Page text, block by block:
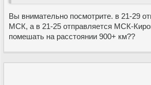
Вы внимательно посмотрите. в 21-29
МСК, а в 21-25 отправляется МСК-
помешать на расстоянии 900+ км??